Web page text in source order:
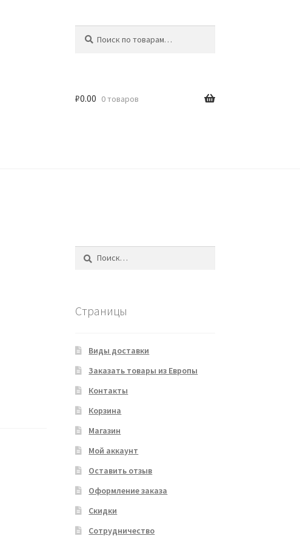
₽0.00 0 товаров
Страницы
Виды доставки
Заказать товары из Европы
Контакты
Корзина
Магазин
Мой аккаунт
Оставить отзыв
Оформление заказа
Скидки
Сотрудничество